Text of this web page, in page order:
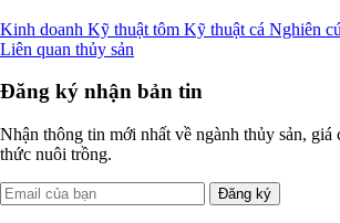
Kinh doanh Kỹ thuật tôm Kỹ thuật cá Nghiên
Liên quan thủy sản
Đăng ký nhận bản tin
Nhận thông tin mới nhất về ngành thủy sản, giá
thức nuôi trồng.
Đăng ký